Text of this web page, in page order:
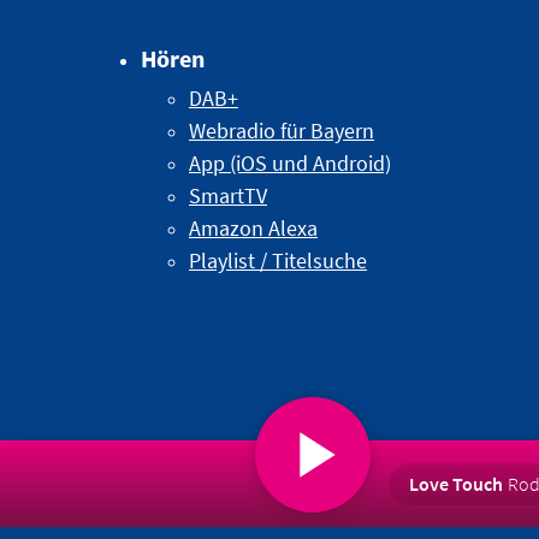
Hören
DAB+
Webradio für Bayern
App (iOS und Android)
SmartTV
Amazon Alexa
Playlist / Titelsuche
Love Touch